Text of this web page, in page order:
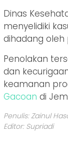
Dinas
menyelidiki
dihadang oleh
Penolakan
dan
keamanan
Gacoan di
Penulis: Zainul
Editor: Supriadi